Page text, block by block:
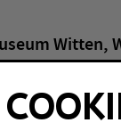
Witten,